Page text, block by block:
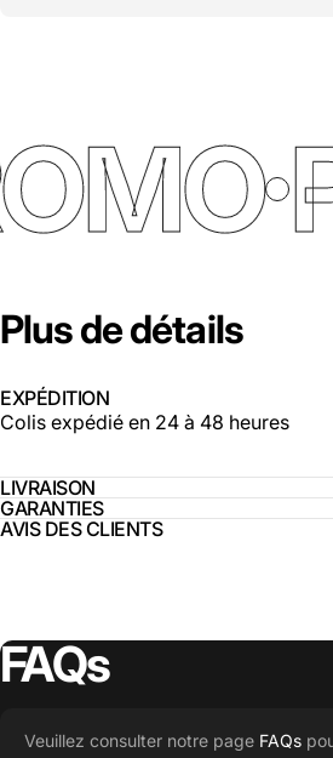
Plusdedétails
EXPÉDITION
Colis expédié en 24 à 48 heures
LIVRAISON
GARANTIES
AVIS DES CLIENTS
FAQs
Veuillez consulter notre page FAQs